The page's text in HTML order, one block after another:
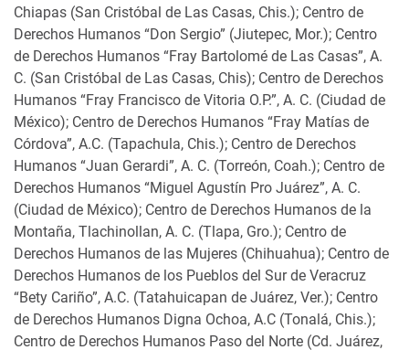
Chiapas (San Cristóbal de Las Casas, Chis.); Centro de
Derechos Humanos “Don Sergio” (Jiutepec, Mor.); Centro
de Derechos Humanos “Fray Bartolomé de Las Casas”, A.
C. (San Cristóbal de Las Casas, Chis); Centro de Derechos
Humanos “Fray Francisco de Vitoria O.P.”, A. C. (Ciudad de
México); Centro de Derechos Humanos “Fray Matías de
Córdova”, A.C. (Tapachula, Chis.); Centro de Derechos
Humanos “Juan Gerardi”, A. C. (Torreón, Coah.); Centro de
Derechos Humanos “Miguel Agustín Pro Juárez”, A. C.
(Ciudad de México); Centro de Derechos Humanos de la
Montaña, Tlachinollan, A. C. (Tlapa, Gro.); Centro de
Derechos Humanos de las Mujeres (Chihuahua); Centro de
Derechos Humanos de los Pueblos del Sur de Veracruz
“Bety Cariño”, A.C. (Tatahuicapan de Juárez, Ver.); Centro
de Derechos Humanos Digna Ochoa, A.C (Tonalá, Chis.);
Centro de Derechos Humanos Paso del Norte (Cd. Juárez,